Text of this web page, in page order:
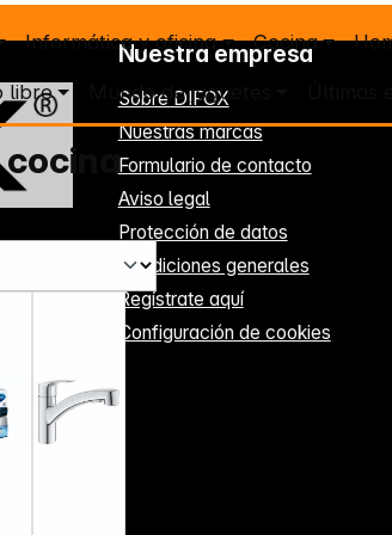
Informática y oficina Cocina
libre Mundo de juguetes Últimas
cocina
Nuestra empresa
Sobre DIFOX
Nuestras marcas
Formulario de contacto
Aviso legal
Protección de datos
Condiciones generales
Regístrate aquí
Configuración de cookies